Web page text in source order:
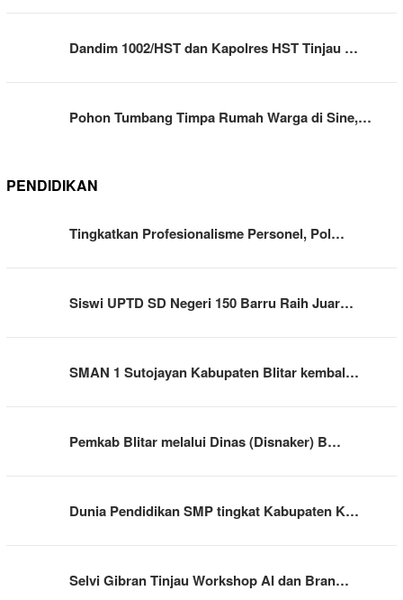
Dandim 1002/HST dan Kapolres HST Tinjau …
Pohon Tumbang Timpa Rumah Warga di Sine,…
PENDIDIKAN
Tingkatkan Profesionalisme Personel, Pol…
Siswi UPTD SD Negeri 150 Barru Raih Juar…
SMAN 1 Sutojayan Kabupaten Blitar kembal…
Pemkab Blitar melalui Dinas (Disnaker) B…
Dunia Pendidikan SMP tingkat Kabupaten K…
Selvi Gibran Tinjau Workshop AI dan Bran…